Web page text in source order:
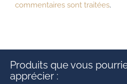
commentaires sont traitées.
Produits que vous
apprécier :